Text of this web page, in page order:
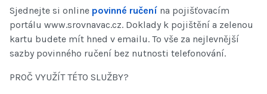
Sjednejte si online povinné ručení na pojišťovacím
portálu www.srovnavac.cz. Doklady k pojištění a zelenou
kartu budete mít hned v emailu. To vše za nejlevnější
sazby povinného ručení bez nutnosti telefonování.
PROČ VYUŽÍT TÉTO SLUŽBY?